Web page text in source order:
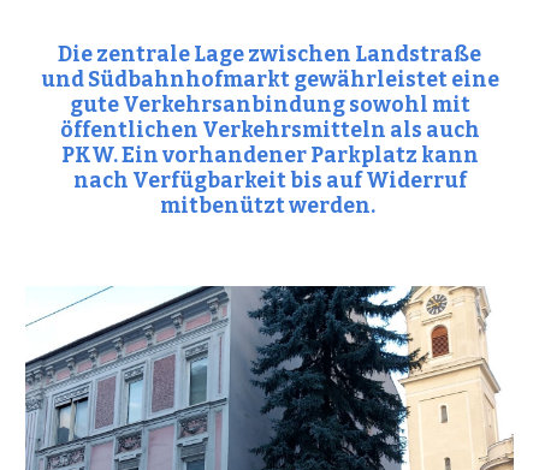
Die zentrale Lage zwischen Landstraße
und Südbahnhofmarkt gewährleistet eine
gute Verkehrsanbindung sowohl mit
öffentlichen Verkehrsmitteln als auch
PKW. Ein vorhandener Parkplatz kann
nach Verfügbarkeit bis auf Widerruf
mitbenützt werden.